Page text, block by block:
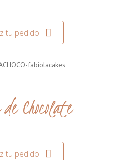
tu pedido
Chocolate
tu pedido